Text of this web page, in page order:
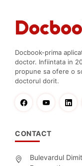
Docbook-prima
doctor. Infiintata in
propune sa ofere o
doctorul dorit.
CONTACT
Bulevardul